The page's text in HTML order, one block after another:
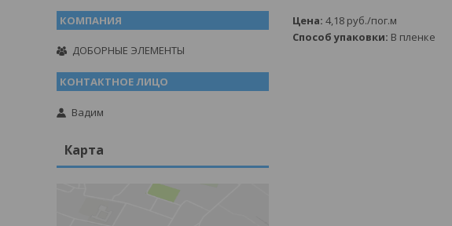
Цена: 4,18 руб./пог.м
Способ упаковки: В пленке
ДОБОРНЫЕ ЭЛЕМЕНТЫ
Вадим
Карта